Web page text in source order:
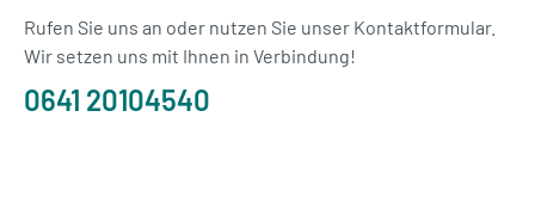
Rufen Sie uns an oder nutzen Sie unser Kontaktformular.
Wir setzen uns mit Ihnen in Verbindung!
0641 20104540